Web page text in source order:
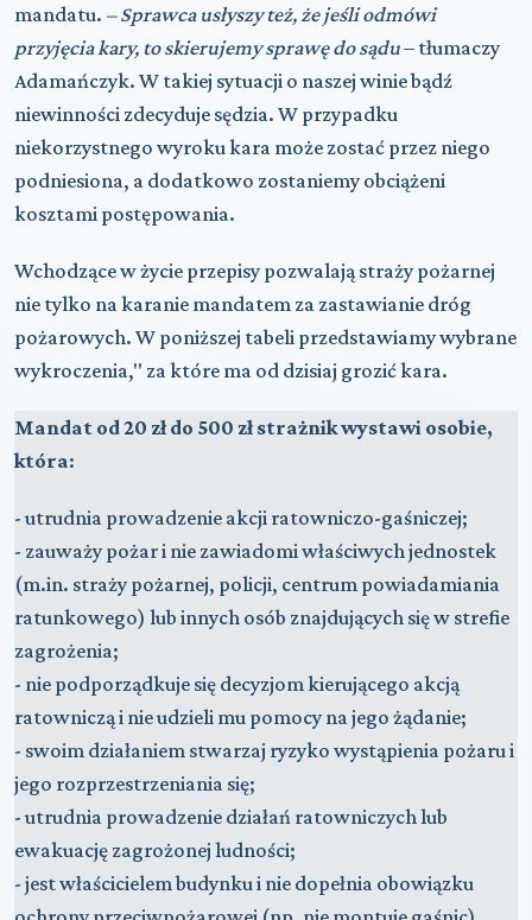
mandatu. – Sprawca usłyszy też, że jeśli odmówi
przyjęcia kary, to skierujemy sprawę do sądu– tłumaczy
Adamańczyk. W takiej sytuacji o naszej winie bądź
niewinności zdecyduje sędzia. W przypadku
niekorzystnego wyroku kara może zostać przez niego
podniesiona, a dodatkowo zostaniemy obciążeni
kosztami postępowania.
Wchodzące w życie przepisy pozwalają straży pożarnej
nie tylko na karanie mandatem za zastawianie dróg
pożarowych. W poniższej tabeli przedstawiamy wybrane
wykroczenia," za które ma od dzisiaj grozić kara.
Mandat od 20 zł do 500 zł strażnik wystawi osobie,
która:
- utrudnia prowadzenie akcji ratowniczo-gaśniczej;
- zauważy pożar i nie zawiadomi właściwych jednostek
(m.in. straży pożarnej, policji, centrum powiadamiania
ratunkowego) lub innych osób znajdujących się w strefie
zagrożenia;
- nie podporządkuje się decyzjom kierującego akcją
ratowniczą i nie udzieli mu pomocy na jego żądanie;
- swoim działaniem stwarzaj ryzyko wystąpienia pożaru i
jego rozprzestrzeniania się;
- utrudnia prowadzenie działań ratowniczych lub
ewakuację zagrożonej ludności;
- jest właścicielem budynku i nie dopełnia obowiązku